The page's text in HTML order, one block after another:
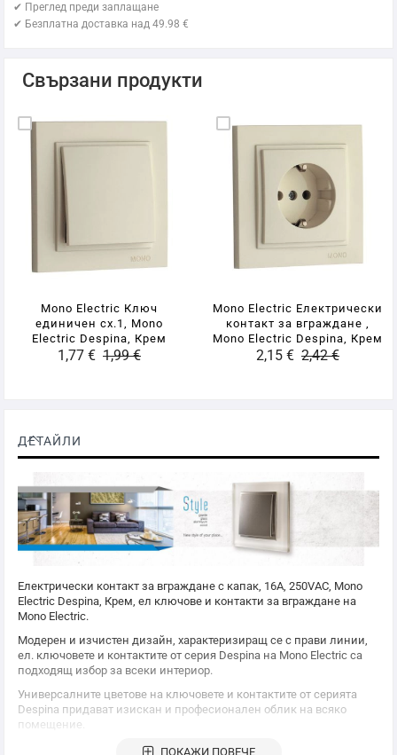
✔ Преглед преди заплащане
✔ Безплатна доставка над 49.98 €
Свързани продукти
Mono Electric Ключ
единичен сх.1, Mono
Electric Despina, Крем
1,77 € 1,99 €
Mono Electric Електрически
контакт за вграждане ,
Mono Electric Despina, Крем
2,15 € 2,42 €
ДЕТАЙЛИ
Електрически контакт за вграждане с капак, 16A, 250VAC, Mono
Electric Despina, Крем, ел ключове и контакти за вграждане на
Mono Electric.
Модерен и изчистен дизайн, характеризиращ се с прави линии,
ел. ключовете и контактите от серия Despina на Mono Electric са
подходящ избор за всеки интериор.
Универсалните цветове на ключовете и контактите от серията
Despina придават изискан и професионален облик на всяко
помещение.
Серията Despina дава уникалната възможност за съчетаване на
ПОКАЖИ ПОВЕЧЕ